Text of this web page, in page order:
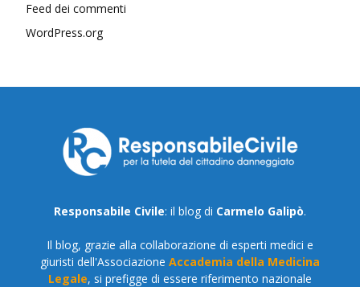
Feed dei commenti
WordPress.org
Responsabile Civile: il blog di Carmelo Galipò.
Il blog, grazie alla collaborazione di esperti medici e
giuristi dell'Associazione Accademia della Medicina
Legale, si prefigge di essere riferimento nazionale